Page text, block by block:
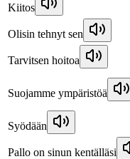
Kiitos
Olisin tehnyt sen
Tarvitsen hoitoa
Suojamme ympäristöä
Syödään
Pallo on sinun kentälläsi